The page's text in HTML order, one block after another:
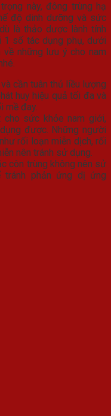
này, đông trùng hạ
độ dinh dưỡng và sức
là thảo dược lành tính
1 số tác dụng phụ, dưới
những lưu ý cho nam
cần tuân thủ liều lượng
huy hiệu quả tối đa và
mề đay.
sức khỏe nam giới,
được. Những người
rối loạn miễn dịch, rối
nên tránh sử dụng.
côn trùng không nên sử
phản ứng dị ứng